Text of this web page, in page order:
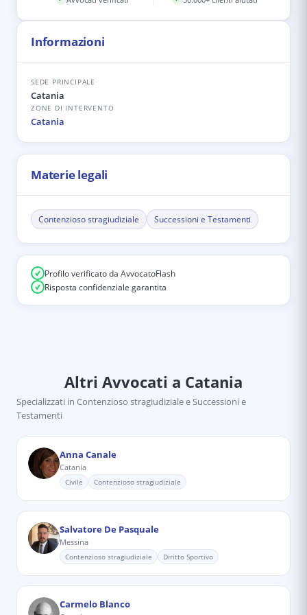
Informazioni
SEDE PRINCIPALE
Catania
ZONE DI INTERVENTO
Catania
Materie legali
Contenzioso stragiudiziale Successioni e Testamenti
Profilo verificato da AvvocatoFlash
Risposta confidenziale garantita
Altri Avvocati a Catania
Specializzati in Contenzioso stragiudiziale e Successioni e
Testamenti
Anna Canale
Catania
Civile Contenzioso stragiudiziale
Salvatore De Pasquale
Messina
Contenzioso stragiudiziale Diritto Sportivo
Carmelo Blanco